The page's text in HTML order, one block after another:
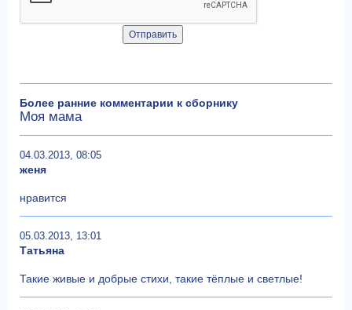
Более ранние комментарии к сборнику
Моя мама
04.03.2013, 08:05
женя
нравится
05.03.2013, 13:01
Татьяна
Такие живые и добрые стихи, такие тёплые и светлые!